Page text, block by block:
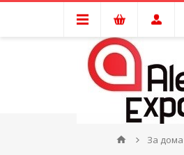
За дома